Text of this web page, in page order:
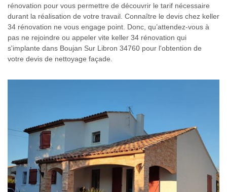
rénovation pour vous permettre de découvrir le tarif nécessaire
durant la réalisation de votre travail. Connaître le devis chez keller
34 rénovation ne vous engage point. Donc, qu’attendez-vous à
pas ne rejoindre ou appeler vite keller 34 rénovation qui
s'implante dans Boujan Sur Libron 34760 pour l'obtention de
votre devis de nettoyage façade.